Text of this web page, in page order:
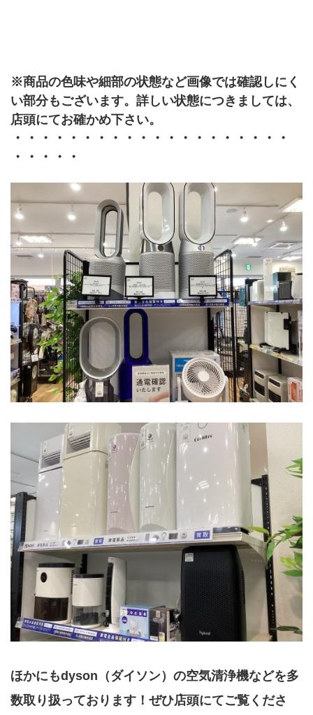
※商品の色味や細部の状態など画像では確認しにく
い部分もございます。詳しい状態につきましては、
店頭にてお確かめ下さい。
・・・・・・・・・・・・・・・・・・・・
・・・・・
ほかにもdyson（ダイソン）の空気清浄機などを多
数取り扱っております！ぜひ店頭にてご覧くださ